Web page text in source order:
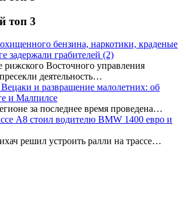
топ 3
бензина, наркотики, краденые
задержали грабителей (2)
рижского Восточного управления
деятельность…
и развращение малолетних: об
и Малпилсе
за последнее время проведена…
А8 стоил водителю BMW 1400 евро и
решил устроить ралли на трассе…